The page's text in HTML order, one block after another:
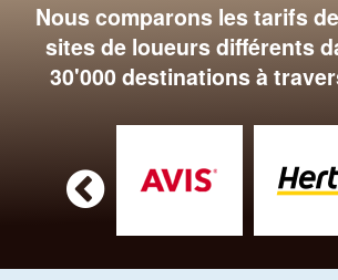
Nous comparons les tarifs
sites de loueurs différents
30'000 destinations à
